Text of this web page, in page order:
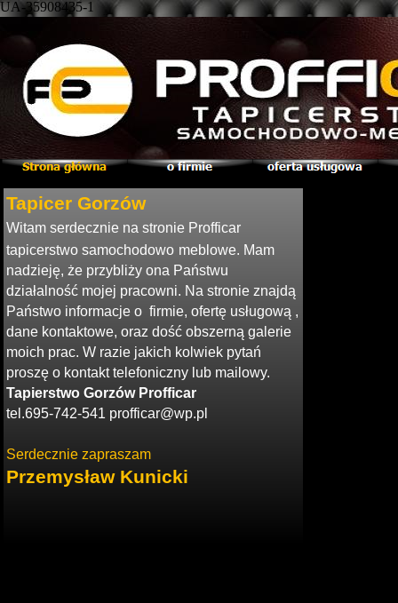
UA-35908435-1
Tapicer Gorzów
Witam serdecznie na stronie Profficar
tapicerstwo samochodowo meblowe. Mam
nadzieję, że przybliży ona Państwu
działalność mojej pracowni. Na stronie znajdą
Państwo informacje o firmie, ofertę usługową ,
dane kontaktowe, oraz dość obszerną galerie
moich prac. W razie jakich kolwiek pytań
proszę o kontakt telefoniczny lub mailowy.
Tapierstwo Gorzów Profficar
tel.695-742-541 profficar@wp.pl
Serdecznie zapraszam
Przemysław Kunicki